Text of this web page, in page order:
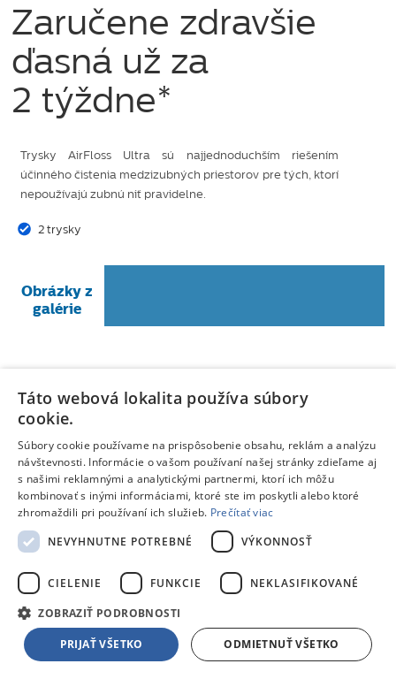
Zaručene zdravšie
ďasná už za
2 týždne*
Trysky AirFloss Ultra sú najjednoduchším riešením
účinného čistenia medzizubných priestorov pre tých, ktorí
nepoužívajú zubnú niť pravidelne.
2 trysky
Obrázky z
galérie
Táto webová lokalita používa súbory
cookie.
Súbory cookie používame na prispôsobenie obsahu, reklám a analýzu
návštevnosti. Informácie o vašom používaní našej stránky zdieľame aj
s našimi reklamnými a analytickými partnermi, ktorí ich môžu
kombinovať s inými informáciami, ktoré ste im poskytli alebo ktoré
zhromaždili pri používaní ich služieb. Prečítať viac
NEVYHNUTNE POTREBNÉ
VÝKONNOSŤ
CIELENIE FUNKCIE NEKLASIFIKOVANÉ
ZOBRAZIŤ PODROBNOSTI
PRIJAŤ VŠETKO ODMIETNUŤ VŠETKO